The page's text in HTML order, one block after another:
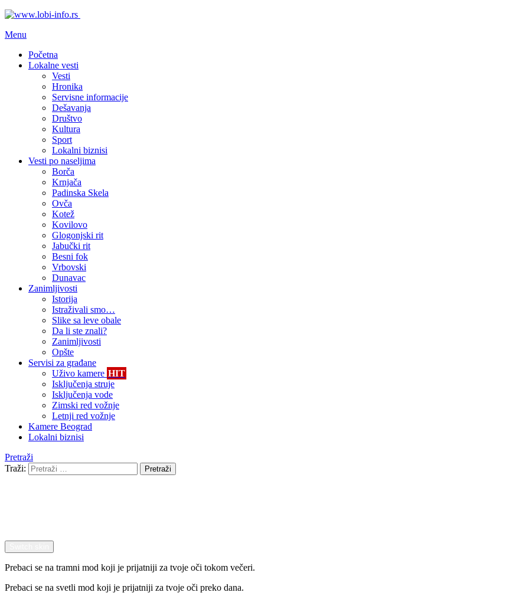
Menu
Početna
Lokalne vesti
Vesti
Hronika
Servisne informacije
Dešavanja
Društvo
Kultura
Sport
Lokalni biznisi
Vesti po naseljima
Borča
Krnjača
Padinska Skela
Ovča
Kotež
Kovilovo
Glogonjski rit
Jabučki rit
Besni fok
Vrbovski
Dunavac
Zanimljivosti
Istorija
Istraživali smo…
Slike sa leve obale
Da li ste znali?
Zanimljivosti
Opšte
Servisi za građane
Uživo kamere HIT
Isključenja struje
Isključenja vode
Zimski red vožnje
Letnji red vožnje
Kamere Beograd
Lokalni biznisi
Pretraži
Traži:
Pretraži
Prebaci se na tramni mod koji je prijatniji za tvoje oči tokom večeri.
Prebaci se na svetli mod koji je prijatniji za tvoje oči preko dana.